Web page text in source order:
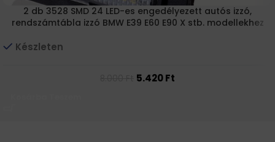
2 db 3528 SMD 24 LED-es engedélyezett autós izzó,
rendszámtábla izzó BMW E39 E60 E90 X stb. modellekhez
Készleten
5.420Ft